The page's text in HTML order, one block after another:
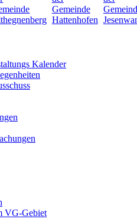
Kalender
VG-Gebiet